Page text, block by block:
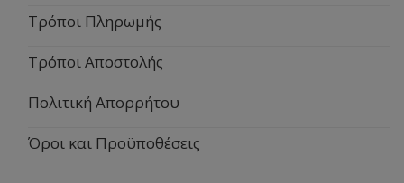
Τρόποι Πληρωμής
Τρόποι Αποστολής
Πολιτική Απορρήτου
Όροι και Προϋποθέσεις